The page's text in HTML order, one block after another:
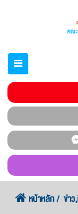
หน้าหลัก
ข่า